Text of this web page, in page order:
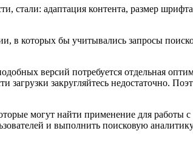
адаптация контента, размер
в которых бы учитывались запросы
версий потребуется отдельная
закругляйтесь недостаточно.
могут найти применение для
и выполнить поисковую